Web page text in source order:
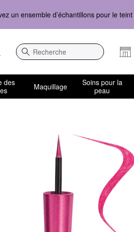
un ensemble d’échantillons pour le teint
Recherche
des
Maquillage
Soins pour la
peau